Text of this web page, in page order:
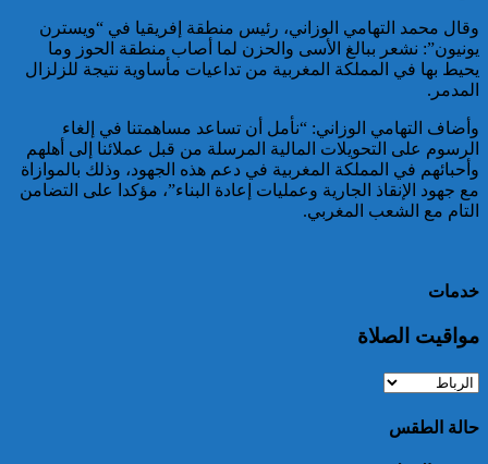
تحول الإرهاب الرقمي بعد تفكيك
خلية داعشية بتطوان
وقال محمد التهامي الوزاني، رئيس منطقة إفريقيا في “ويسترن
يونيون”: نشعر ببالغ الأسى والحزن لما أصاب منطقة الحوز وما
يحيط بها في المملكة المغربية من تداعيات مأساوية نتيجة للزلزال
المدمر.
وأضاف التهامي الوزاني: “نأمل أن تساعد مساهمتنا في إلغاء
الرسوم على التحويلات المالية المرسلة من قبل عملائنا إلى أهلهم
وأحبائهم في المملكة المغربية في دعم هذه الجهود، وذلك بالموازاة
مع جهود الإنقاذ الجارية وعمليات إعادة البناء”، مؤكدا على التضامن
التام مع الشعب المغربي.
خدمات
مواقيت الصلاة
حالة الطقس